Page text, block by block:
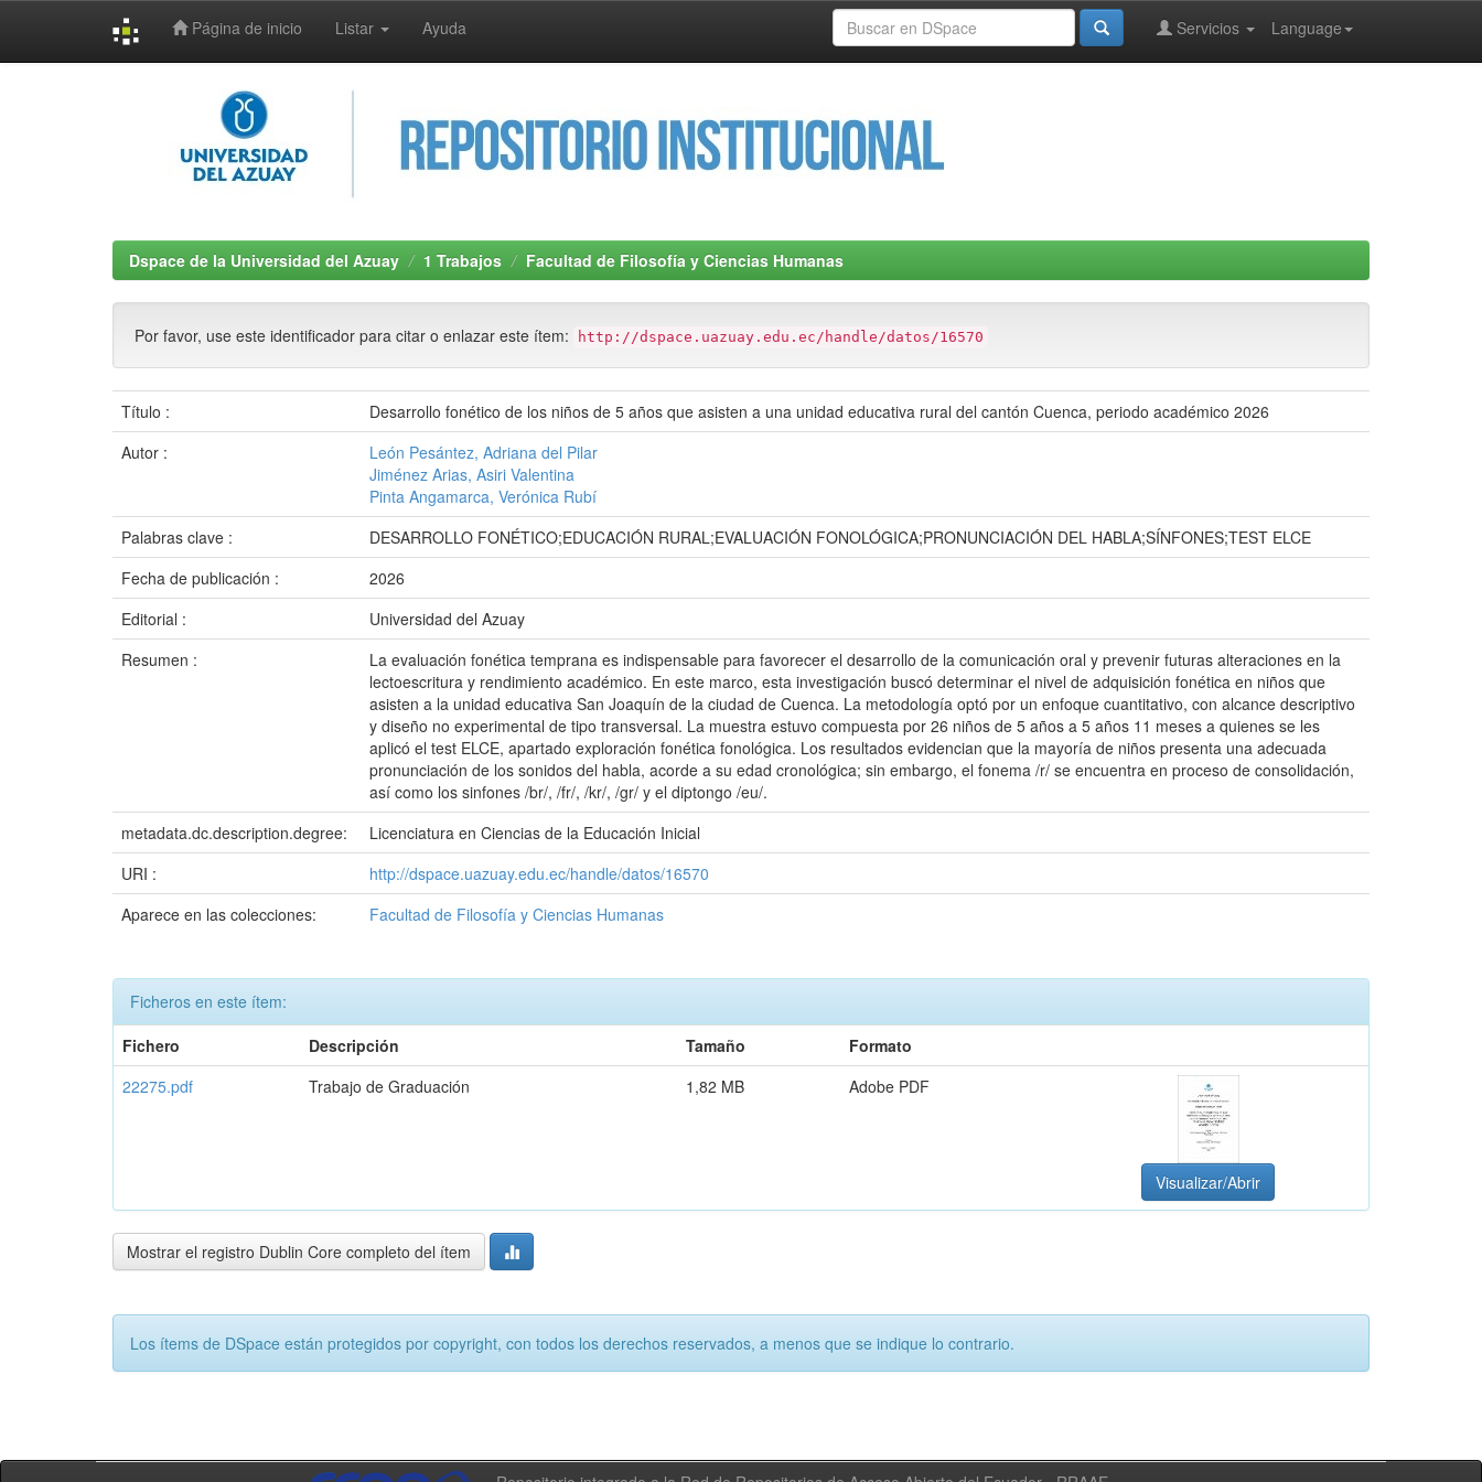
Página de inicio Listar Ayuda Language
Servicios
Dspace de la Universidad del Azuay 1 Trabajos Facultad de Filosofía y Ciencias Humanas
Por favor, use este identificador para citar o enlazar este ítem: http://dspace.uazuay.edu.ec/handle/datos/16570
Título :
Desarrollo fonético de los niños de 5 años que asisten a una unidad educativa rural del cantón Cuenca, periodo académico 2026
Autor :
León Pesántez, Adriana del Pilar
Jiménez Arias, Asiri Valentina
Pinta Angamarca, Verónica Rubí
Palabras clave :
DESARROLLO FONÉTICO;EDUCACIÓN RURAL;EVALUACIÓN FONOLÓGICA;PRONUNCIACIÓN DEL HABLA;SÍNFONES;TEST ELCE
Fecha de publicación :
2026
Editorial :
Universidad del Azuay
Resumen :
La evaluación fonética temprana es indispensable para favorecer el desarrollo de la comunicación oral y prevenir futuras alteraciones en la
lectoescritura y rendimiento académico. En este marco, esta investigación buscó determinar el nivel de adquisición fonética en niños que
asisten a la unidad educativa San Joaquín de la ciudad de Cuenca. La metodología optó por un enfoque cuantitativo, con alcance descriptivo
y diseño no experimental de tipo transversal. La muestra estuvo compuesta por 26 niños de 5 años a 5 años 11 meses a quienes se les
aplicó el test ELCE, apartado exploración fonética fonológica. Los resultados evidencian que la mayoría de niños presenta una adecuada
pronunciación de los sonidos del habla, acorde a su edad cronológica; sin embargo, el fonema /r/ se encuentra en proceso de consolidación,
así como los sinfones /br/, /fr/, /kr/, /gr/ y el diptongo /eu/.
metadata.dc.description.degree:
Licenciatura en Ciencias de la Educación Inicial
URI :
http://dspace.uazuay.edu.ec/handle/datos/16570
Aparece en las colecciones:
Facultad de Filosofía y Ciencias Humanas
Ficheros en este ítem:
Fichero
Descripción Tamaño
Formato
22275.pdf
Trabajo de Graduación 1,82 MB Adobe PDF
Visualizar/Abrir
Mostrar el registro Dublin Core completo del ítem
Los ítems de DSpace están protegidos por copyright, con todos los derechos reservados, a menos que se indique lo contrario.